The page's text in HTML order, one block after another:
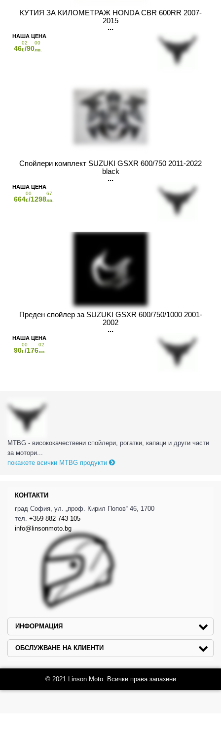
MTBG - висококачествени спойлери, рогатки, капаци и други части
за мотори...
покажете всички MTBG продукти
КУТИЯ ЗА КИЛОМЕТРАЖ HONDA CBR 600RR 2007-
2015
46
02
€/90
00
лв.
Спойлери комплект SUZUKI GSXR 600/750 2011-2022
black
664
00
€/1298
67
лв.
Преден спойлер за SUZUKI GSXR 600/750/1000 2001-
2002
90
00
€/176
02
лв.
КОНТАКТИ
град София, ул. „проф. Кирил Попов“ 46, 1700
тел. +359 882 743 105
info@linsonmoto.bg
ИНФОРМАЦИЯ
ОБСЛУЖВАНЕ НА КЛИЕНТИ
© 2021 Linson Moto. Всички права запазени